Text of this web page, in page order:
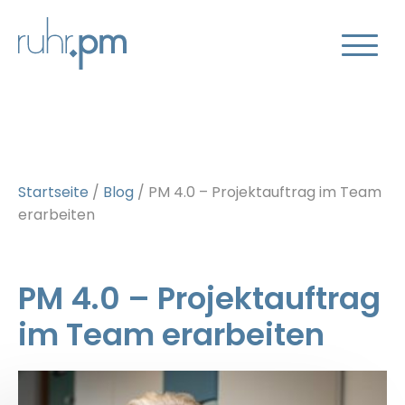
Startseite / Blog / PM 4.0 – Projektauftrag im Team
erarbeiten
PM 4.0 – Projektauftrag
im Team erarbeiten